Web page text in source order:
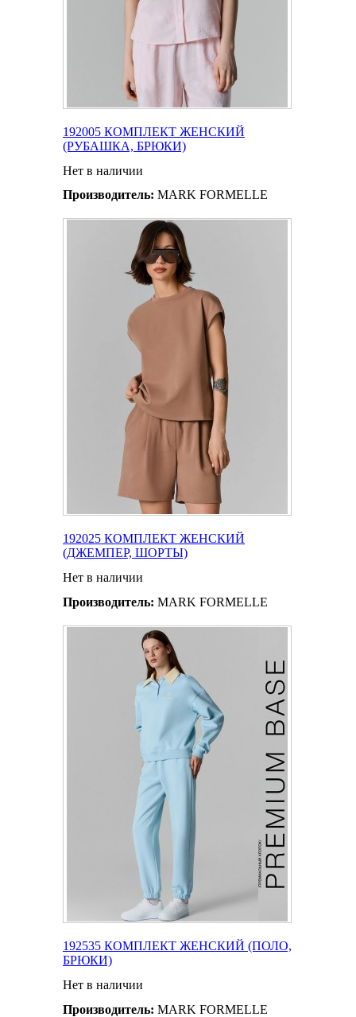
192005 КОМПЛЕКТ ЖЕНСКИЙ
(РУБАШКА, БРЮКИ)
Нет в наличии
Производитель: MARK FORMELLE
192025 КОМПЛЕКТ ЖЕНСКИЙ
(ДЖЕМПЕР, ШОРТЫ)
Нет в наличии
Производитель: MARK FORMELLE
192535 КОМПЛЕКТ ЖЕНСКИЙ (ПОЛО,
БРЮКИ)
Нет в наличии
Производитель: MARK FORMELLE